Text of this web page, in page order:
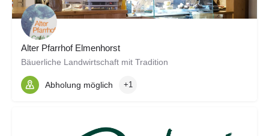
Alter Pfarrhof Elmenhorst
Bäuerliche Landwirtschaft mit Tradition
Abholung möglich +1